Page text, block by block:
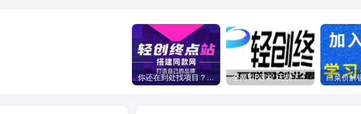
你还在到处找项目？还在当韭菜？我靠卖项目一个月收入5万+，曾经我也是个失败者。 全网VIP课程 无损下载~